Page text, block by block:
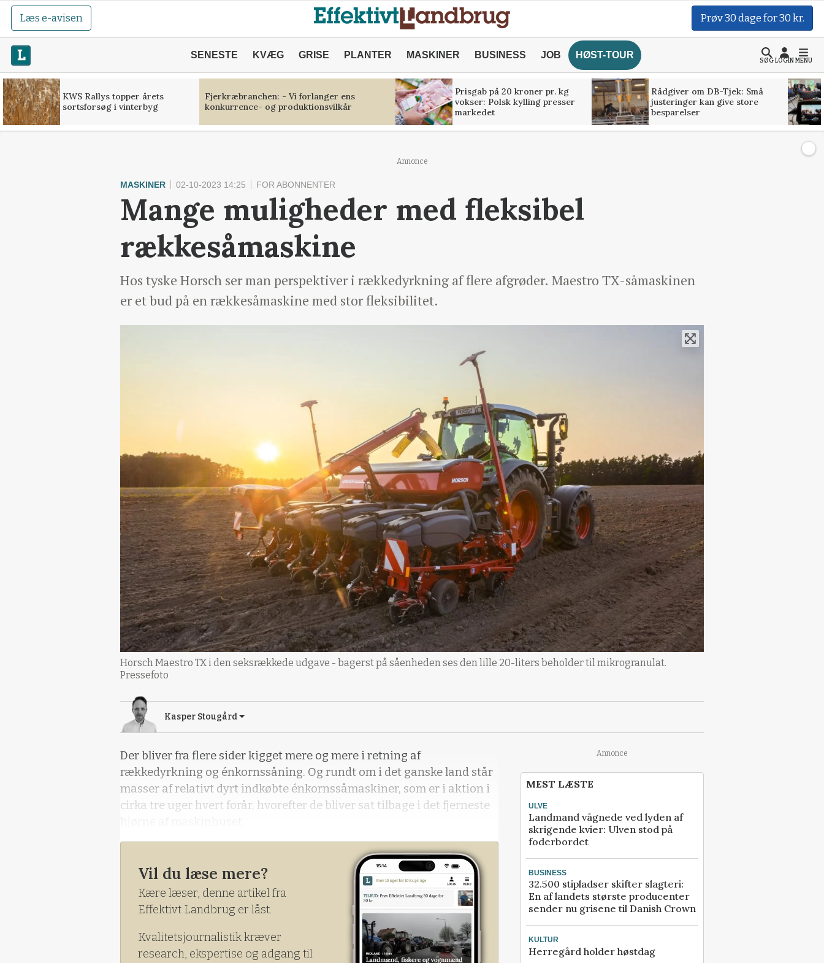
Læs e-avisen Prøv 30 dage for 30 kr.
SENESTE KVÆG GRISE PLANTER MASKINER BUSINESS JOB HØST-TOUR
SØGLOGINMENU
KWS Rallys topper årets
sortsforsøg i vinterbyg
Fjerkræbranchen: - Vi forlanger ens
konkurrence- og produktionsvilkår
Prisgab på 20 kroner pr. kg
vokser: Polsk kylling presser
markedet
Rådgiver om DB-Tjek: Små
justeringer kan give store
besparelser
Annonce
MASKINER 02-10-2023 14:25 FOR ABONNENTER
Mange muligheder med fleksibel
rækkesåmaskine
Hos tyske Horsch ser man perspektiver i rækkedyrkning af flere afgrøder. Maestro TX-såmaskinen
er et bud på en rækkesåmaskine med stor fleksibilitet.
Horsch Maestro TX i den seksrækkede udgave - bagerst på såenheden ses den lille 20-liters beholder til mikrogranulat.
Pressefoto
Kasper Stougård
Der bliver fra flere sider kigget mere og mere i retning af
rækkedyrkning og énkornssåning. Og rundt om i det ganske land står
masser af relativt dyrt indkøbte énkornssåmaskiner, som er i aktion i
cirka tre uger hvert forår, hvorefter de bliver sat tilbage i det fjerneste
Vil du læse mere?
Kære læser, denne artikel fra
Effektivt Landbrug er låst.
Kvalitetsjournalistik kræver
research, ekspertise og adgang til
Annonce
MEST LÆSTE
ULVE
Landmand vågnede ved lyden af
skrigende kvier: Ulven stod på
foderbordet
BUSINESS
32.500 stipladser skifter slagteri:
En af landets største producenter
sender nu grisene til Danish Crown
KULTUR
Herregård holder høstdag